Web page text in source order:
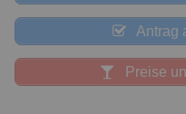
Antrag
Preise